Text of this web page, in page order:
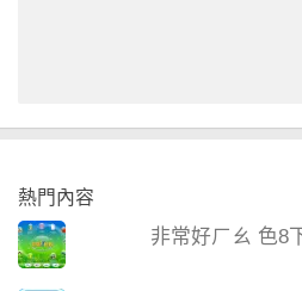
熱門內容
非常好ㄏㄠ 色8